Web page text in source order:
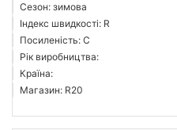
Сезон: зимова
Індекс швидкості: R
Посиленість: C
Рік виробництва:
Країна:
Магазин: R20